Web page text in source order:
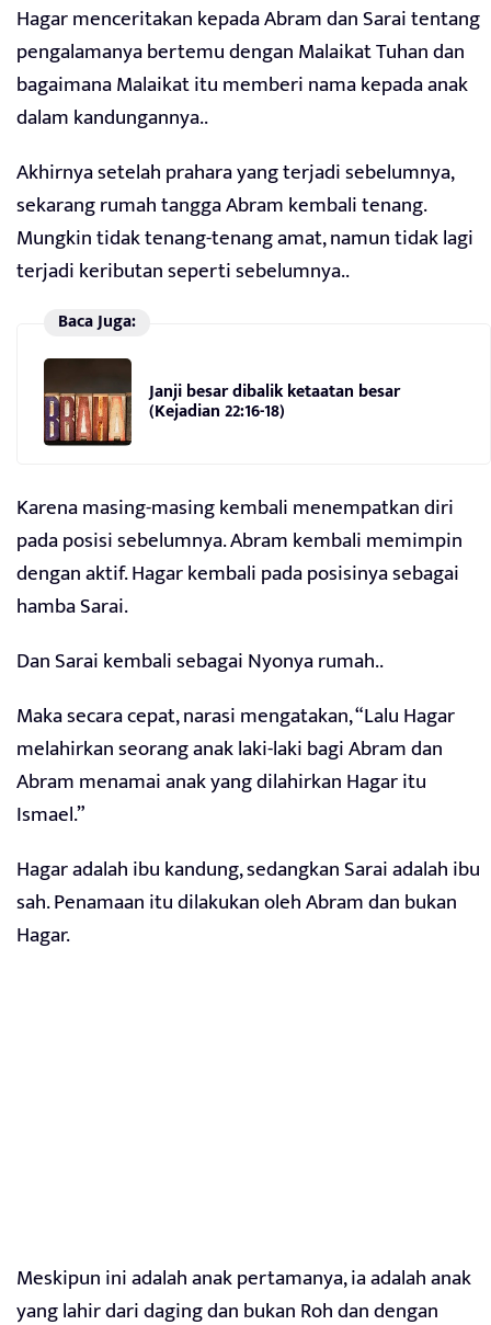
Hagar menceritakan kepada Abram dan Sarai tentang
pengalamanya bertemu dengan Malaikat Tuhan dan
bagaimana Malaikat itu memberi nama kepada anak
dalam kandungannya..
Akhirnya setelah prahara yang terjadi sebelumnya,
sekarang rumah tangga Abram kembali tenang.
Mungkin tidak tenang-tenang amat, namun tidak lagi
terjadi keributan seperti sebelumnya..
Baca Juga:
Janji besar dibalik ketaatan besar
(Kejadian 22:16-18)
Karena masing-masing kembali menempatkan diri
pada posisi sebelumnya. Abram kembali memimpin
dengan aktif. Hagar kembali pada posisinya sebagai
hamba Sarai.
Dan Sarai kembali sebagai Nyonya rumah..
Maka secara cepat, narasi mengatakan, “Lalu Hagar
melahirkan seorang anak laki-laki bagi Abram dan
Abram menamai anak yang dilahirkan Hagar itu
Ismael.”
Hagar adalah ibu kandung, sedangkan Sarai adalah ibu
sah. Penamaan itu dilakukan oleh Abram dan bukan
Hagar.
Meskipun ini adalah anak pertamanya, ia adalah anak
yang lahir dari daging dan bukan Roh dan dengan